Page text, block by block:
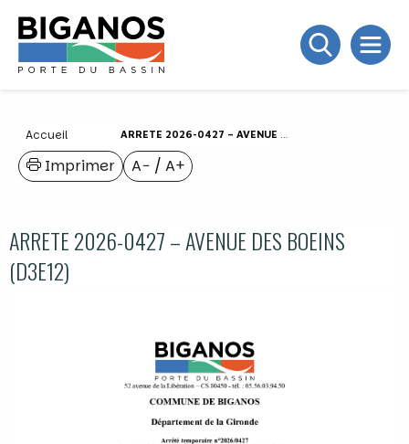
Accueil ARRETE 2026-0427 – AVENUE DES BOEINS (D3E12)
A− / A+
Imprimer
ARRETE 2026-0427 – AVENUE DES BOEINS
(D3E12)